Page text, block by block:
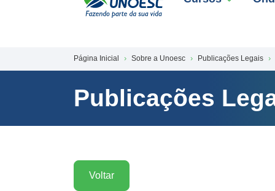
Página Inicial Sobre a Unoesc Publicações Legais
Publicações
Voltar